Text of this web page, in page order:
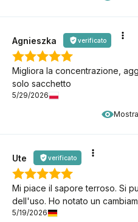
Agnieszka verificato
Migliora la concentrazione,
solo sacchetto
5/29/2026
Ute verificato
Mi piace il sapore terroso. Si
dell'uso. Ho notato un
5/19/2026